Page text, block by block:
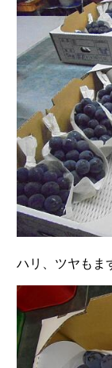
ハリ、ツヤもま